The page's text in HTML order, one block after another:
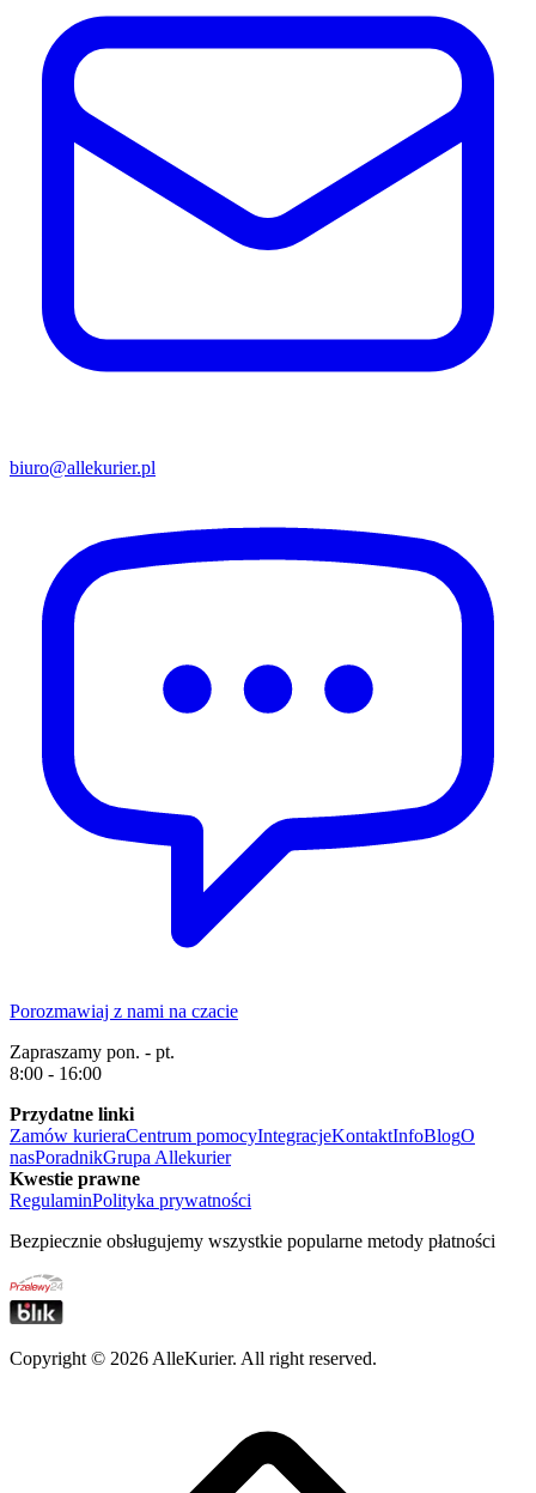
biuro@allekurier.pl
Porozmawiaj z nami na czacie
Zapraszamy pon. - pt.
8:00 - 16:00
Przydatne linki
Zamów kurieraCentrum pomocyIntegracjeKontaktInfoBlogO
nasPoradnikGrupa Allekurier
Kwestie prawne
RegulaminPolityka prywatności
Bezpiecznie obsługujemy wszystkie popularne metody płatności
Copyright © 2026 AlleKurier. All right reserved.